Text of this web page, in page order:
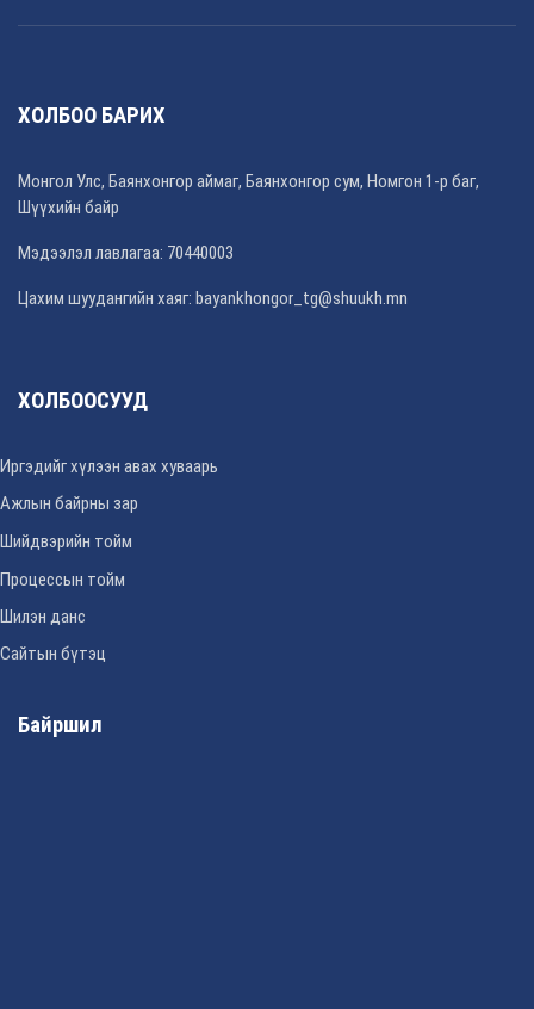
ХОЛБОО БАРИХ
Монгол Улс, Баянхонгор аймаг, Баянхонгор сум, Номгон 1-р баг,
Шүүхийн байр
Мэдээлэл лавлагаа: 70440003
Цахим шуудангийн хаяг: bayankhongor_tg@shuukh.mn
ХОЛБООСУУД
Иргэдийг хүлээн авах хуваарь
Ажлын байрны зар
Шийдвэрийн тойм
Процессын тойм
Шилэн данс
Сайтын бүтэц
Байршил